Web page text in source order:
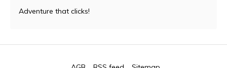
Adventure that clicks!